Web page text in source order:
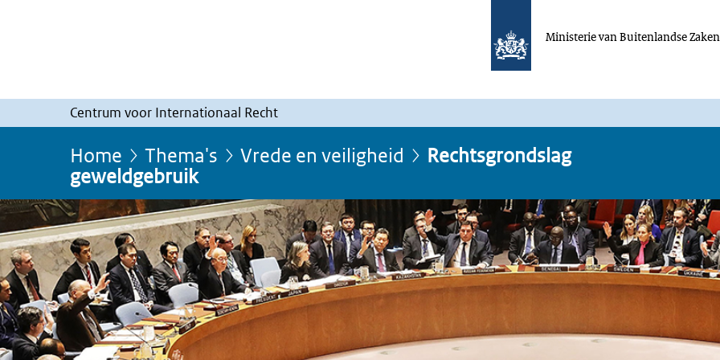
Ministerie van Buitenlandse Zaken
Centrum voor Internationaal Recht
Home Thema's Vrede en veiligheid
Rechtsgrondslag
geweldgebruik